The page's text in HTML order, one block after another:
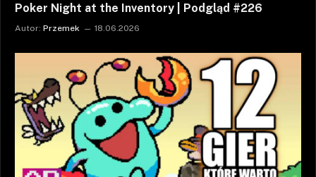
Poker Night at the Inventory | Podgląd #226
Autor: Przemek 18.06.2026